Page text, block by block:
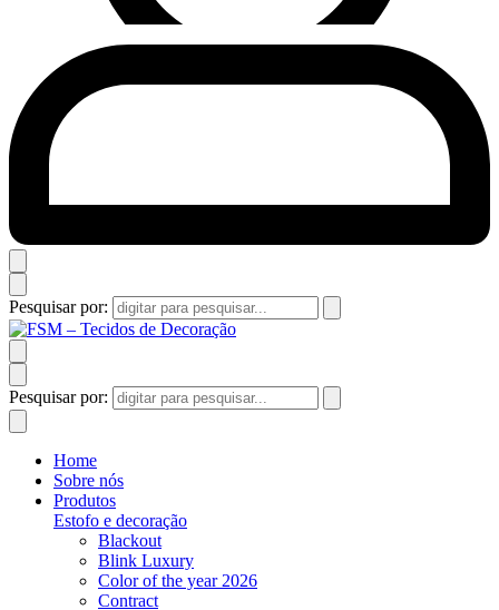
Pesquisar por:
Pesquisar por:
Home
Sobre nós
Produtos
Estofo e decoração
Blackout
Blink Luxury
Color of the year 2026
Contract